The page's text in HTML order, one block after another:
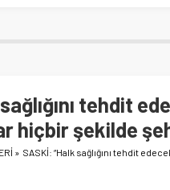
tehdit
hiçbir şekilde
» SASKİ: “Halk sağlığını tehdit